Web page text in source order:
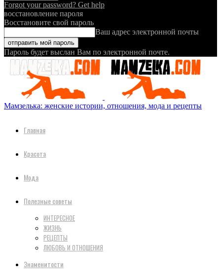
Forgot your password? Get help
восстановление пароля
Восстановите свой пароль
Ваш адрес электронной почты
Пароль будет выслан Вам по электронной почте.
Мамзелька: женские истории, отношения, мода и рецепты
Главная
Красота
Мода
Полезные советы
ИНТЕРЕСНОЕ
ЖИЗНЬ
РЕЦЕПТЫ
ЛЮБОВЬ И ОТНОШЕНИЯ
Знаменитости